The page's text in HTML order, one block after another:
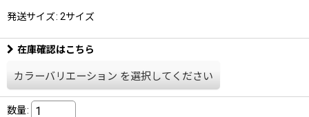
発送サイズ: 2サイズ
在庫確認はこちら
カラーバリエーション を選択してください
数量: